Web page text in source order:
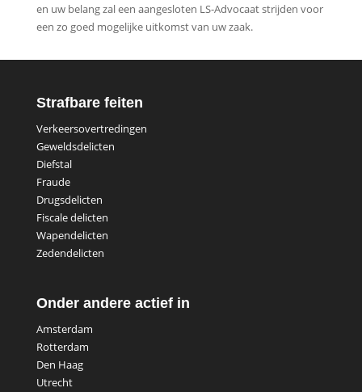
en uw belang zal een aangesloten LS-Advocaat strijden voor
een zo goed mogelijke uitkomst van uw zaak.
Strafbare feiten
Verkeersovertredingen
Geweldsdelicten
Diefstal
Fraude
Drugsdelicten
Fiscale delicten
Wapendelicten
Zedendelicten
Onder andere actief in
Amsterdam
Rotterdam
Den Haag
Utrecht